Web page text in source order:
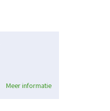
Meer informatie